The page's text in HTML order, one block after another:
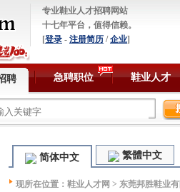
专业鞋业人才招聘网站
十七年平台，值得信赖。
[登录 - 注册简历 /企业]
聘 急聘职位 鞋业人才
简体中文 繁體中文
现所在位置： 鞋业人才网 > 东莞邦胜鞋业有